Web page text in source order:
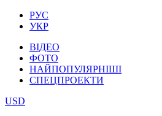
РУС
УКР
ВІДЕО
ФОТО
НАЙПОПУЛЯРНІШІ
СПЕЦПРОЕКТИ
USD